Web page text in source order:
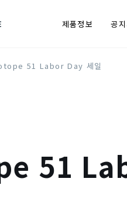
제품정보 공
51 Labor Day 세일
51